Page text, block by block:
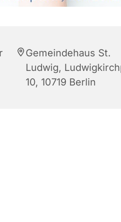
Gemeindehaus St.
Ludwig,
10, 10719 Berlin